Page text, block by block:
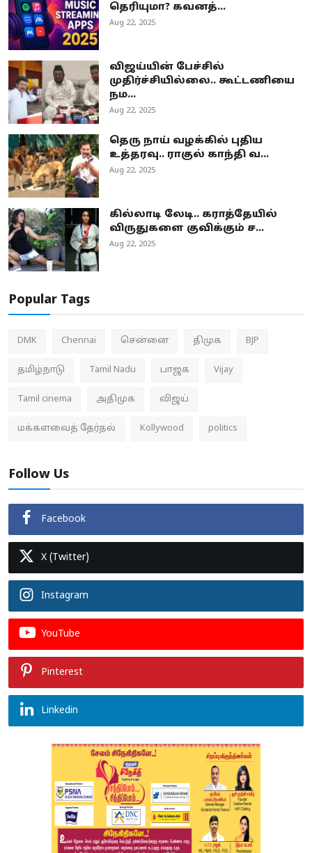
தெரியுமா? கவனத்...
Aug 22, 2025
விஜய்யின் பேச்சில்
முதிர்ச்சியில்லை.. கூட்டணியை
நம...
Aug 22, 2025
தெரு நாய் வழக்கில் புதிய
உத்தரவு.. ராகுல் காந்தி வ...
Aug 22, 2025
கில்லாடி லேடி.. கராத்தேயில்
விருதுகளை குவிக்கும் ச...
Aug 22, 2025
Popular Tags
DMK Chennai சென்னை திமுக BJP
தமிழ்நாடு Tamil Nadu பாஜக Vijay
Tamil cinema அதிமுக விஜய்
மக்களவைத் தேர்தல் Kollywood politics
Follow Us
Facebook
X (Twitter)
Instagram
YouTube
Pinterest
Linkedin